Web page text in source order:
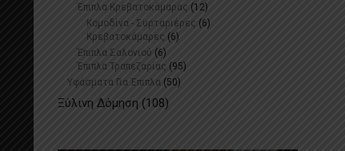
Έπιπλα Κρεβατοκάμαρας (12)
Κομοδίνα - Συρταριέρες (6)
Κρεβατοκάμαρες (6)
Έπιπλα Σαλονιού (6)
Έπιπλα Τραπεζαρίας​ (95)
Υφάσματα Για Έπιπλα (50)
Ξύλινη Δόμηση (108)